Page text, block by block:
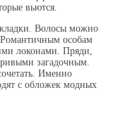
вьются.
Волосы можно
Романтичным особам
локонами. Пряди,
загадочным.
Именно
с обложек модных